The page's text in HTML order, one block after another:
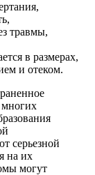
травмы,
в размерах,
и отеком.
многих
серьезной
на их
могут